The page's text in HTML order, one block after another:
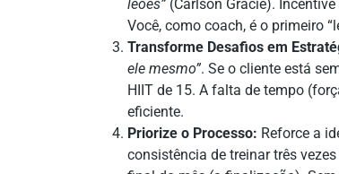
leões”(Carlson Gracie).
Você, como coach, é o primeiro
Transforme Desafios em
ele mesmo”. Se o cliente está
HIIT de 15. A falta de tempo
eficiente.
Priorize o Processo: Reforce a
consistência de treinar três